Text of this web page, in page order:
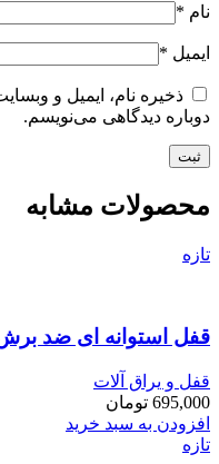
نام *
ایمیل *
ذخیره نام، ایمیل و
دوباره دیدگاهی می‌نویسم.
محصولات مشابه
تازه
قفل استوانه ای ضد برش سایز 950
قفل و یراق آلات
695,000 تومان
افزودن به سبد خرید
تازه